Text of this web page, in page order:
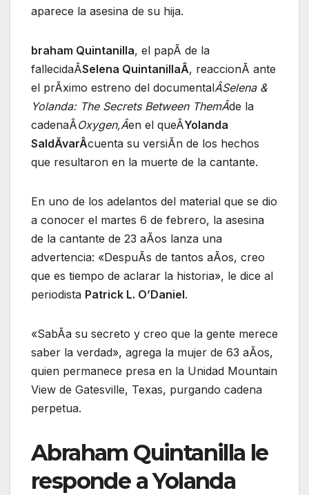
aparece la asesina de su hija.
braham Quintanilla, el papÃ de la
fallecidaÂSelena QuintanillaÂ, reaccionÃ ante
el prÃximo estreno del documentalÂSelena &
Yolanda: The Secrets Between ThemÂde la
cadenaÂOxygen,Âen el queÂYolanda
SaldÃvarÂcuenta su versiÃn de los hechos
que resultaron en la muerte de la cantante.
En uno de los adelantos del material que se dio
a conocer el martes 6 de febrero, la asesina
de la cantante de 23 aÃos lanza una
advertencia: «DespuÃs de tantos aÃos, creo
que es tiempo de aclarar la historia», le dice al
periodista Patrick L. O’Daniel.
«SabÃa su secreto y creo que la gente merece
saber la verdad», agrega la mujer de 63 aÃos,
quien permanece presa en la Unidad Mountain
View de Gatesville, Texas, purgando cadena
perpetua.
Abraham Quintanilla le
responde a Yolanda